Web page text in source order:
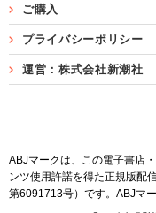
ご購入
プライバシーポリシー
運営：株式会社新潮社
ABJマークは、この電子書店
ンツ使用許諾を得た正規版配
第6091713号）です。ABJマ